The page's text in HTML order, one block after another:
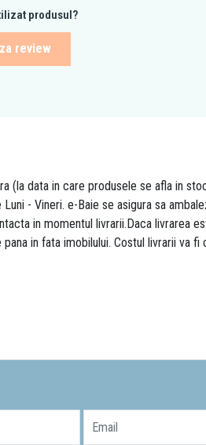
produsul?
review
data in care produsele se afla in
- Vineri. e-Baie se asigura sa
in momentul livrarii.Daca livrarea
in fata imobilului. Costul livrarii va
Email